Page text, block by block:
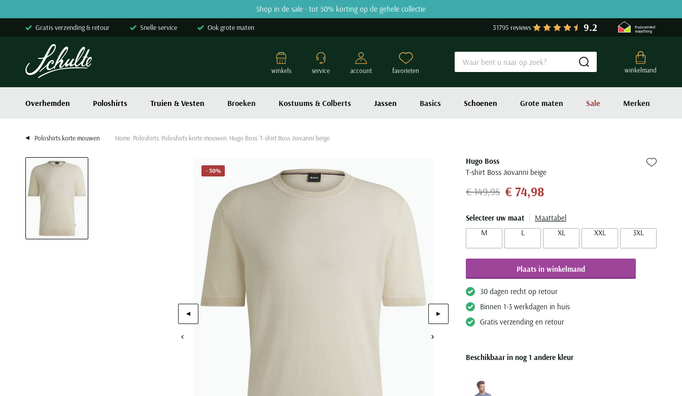
Shop in de sale - tot 50% korting op de gehele collectie
Gratis verzending & retour Snelle service Ook grote maten 31795 reviews 9.2
winkelmand
Submit search
Overhemden Poloshirts Truien & Vesten Broeken Kostuums & Colberts Jassen Basics Schoenen Grote maten Sale Merken
winkels service account favorieten
Poloshirts korte mouwen Home Poloshirts Poloshirts korte mouwen Hugo Boss T-shirt Boss Jiovanni beige
- 50%
Hugo Boss
T-shirt Boss Jiovanni beige
Zet bij
€ 149,95 € 74,98
Selecteer uw maat
Maattabel
M
L XL XXL 3XL
Plaats in winkelmand
30 dagen recht op retour
Binnen 1-3 werkdagen in huis
Gratis verzending en retour
Beschikbaar in nog 1 andere kleur